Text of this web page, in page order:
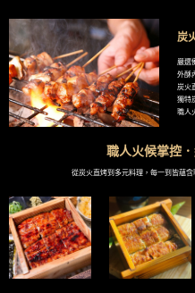
炭
嚴選
外酥
炭火
獨特
職人
職人火候掌控
從炭火直烤到多元料理，每一到皆蘊